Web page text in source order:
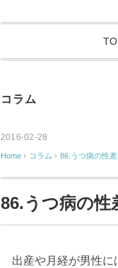
コラム
2016-02-28
Home › コラム › 86.うつ病の性差
86.うつ病の性
出産や月経が男性に